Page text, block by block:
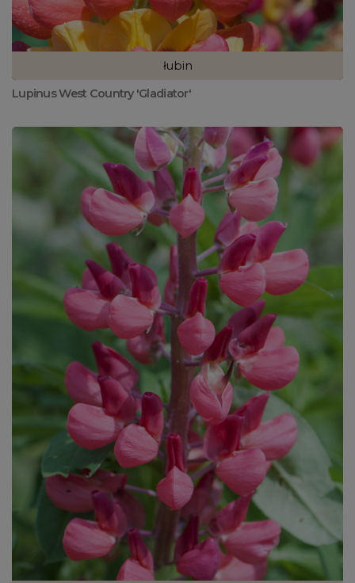
łubin
Lupinus West Country 'Gladiator'